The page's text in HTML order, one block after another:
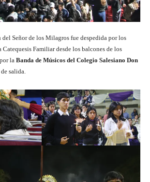
Señor de los Milagros fue despedida por los
Catequesis Familiar desde los balcones de los
la Banda de Músicos del Colegio Salesiano Don
salida.